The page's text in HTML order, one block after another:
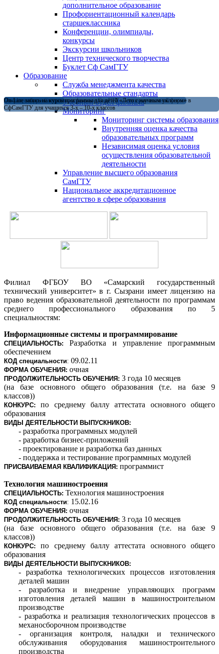
дополнительное образование
Профориентационный календарь
старшеклассника
Конференции, олимпиады,
конкурсы
Экскурсии школьников
Центр технического творчества
Буклет Сф СамГТУ
Образование
Служба менеджмента качества
Образовательные стандарты
Учебный отдел филиала
Мониторинг
Мониторинг системы образования
Внутренняя оценка качества
образовательных программ
Независимая оценка условия
осуществления образовательной
деятельности
Управление высшего образования
СамГТУ
Национальное аккредитационное
агентство в сфере образования
Магистратура в Сызранском филиале СамГТУ — теперь и в очной форме
Открыт набор на летние программы для детей «Лето с научным уклоном» в
СфСамГТУ для учащихся 3-х – 10-х классов
On-Line запись на курсы
Филиал ФГБОУ ВО «Самарский государственный
технический университет» в г. Сызрани имеет лицензию на
право ведения образовательной деятельности по программам
среднего профессионального образования по 5
специальностям:
Информационные системы и программирование
СПЕЦИАЛЬНОСТЬ:
Разработка и управление программным
обеспечением
КОД специальности: 09.02.11
ФОРМА ОБУЧЕНИЯ: очная
ПРОДОЛЖИТЕЛЬНОСТЬ ОБУЧЕНИЯ: 3 года 10 месяцев
(на базе основного общего образования (т.е. на базе 9
классов))
КОНКУРС:по среднему баллу аттестата основного общего
образования
ВИДЫ ДЕЯТЕЛЬНОСТИ ВЫПУСКНИКОВ:
- разработка программных модулей
- разработка бизнес-приложений
- проектирование и разработка баз данных
- поддержка и тестирование программных модулей
ПРИСВАИВАЕМАЯ КВАЛИФИКАЦИЯ: программист
Технология машиностроения
СПЕЦИАЛЬНОСТЬ: Технология машиностроения
КОД специальности: 15.02.16
ФОРМА ОБУЧЕНИЯ: очная
ПРОДОЛЖИТЕЛЬНОСТЬ ОБУЧЕНИЯ: 3 года 10 месяцев
(на базе основного общего образования (т.е. на базе 9
классов))
КОНКУРС:по среднему баллу аттестата основного общего
образования
ВИДЫ ДЕЯТЕЛЬНОСТИ ВЫПУСКНИКОВ:
- разработка технологических процессов изготовления
деталей машин
- разработка и внедрение управляющих программ
изготовления деталей машин в машиностроительном
производстве
- разработка и реализация технологических процессов в
механосборочном производстве
- организация контроля, наладки и технического
обслуживания оборудования машиностроительного
производства